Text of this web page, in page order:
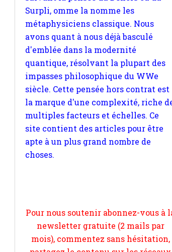
quantique, résolvant la plupart des
impasses philosophique du WWe
siècle. Cette pensée hors contrat est
la marque d'une complexité, riche de
multiples facteurs et échelles. Ce
site contient des articles pour être
apte à un plus grand nombre de
choses.
et si vous le pouvez faîtes des liens
depuis votre site.